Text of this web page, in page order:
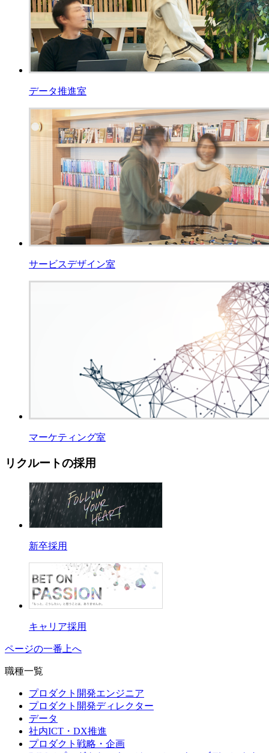
データ推進室
サービスデザイン室
マーケティング室
リクルートの採用
新卒採用
キャリア採用
ページの一番上へ
職種一覧
プロダクト開発エンジニア
プロダクト開発ディレクター
データ
社内ICT・DX推進
プロダクト戦略・企画